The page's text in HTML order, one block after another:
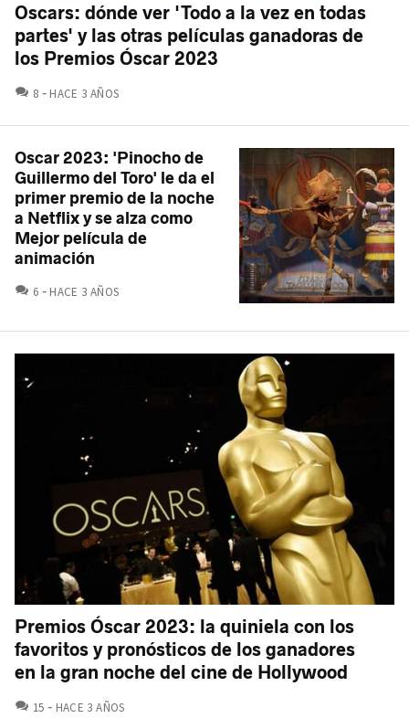
Oscars: dónde ver 'Todo a la vez en todas
partes' y las otras películas ganadoras de
los Premios Óscar 2023
8 COMENTARIOS
HACE 3 AÑOS
Oscar 2023: 'Pinocho de
Guillermo del Toro' le da el
primer premio de la noche
a Netflix y se alza como
Mejor película de
animación
6 COMENTARIOS
HACE 3 AÑOS
Premios Óscar 2023: la quiniela con los
favoritos y pronósticos de los ganadores
en la gran noche del cine de Hollywood
15 COMENTARIOS
HACE 3 AÑOS